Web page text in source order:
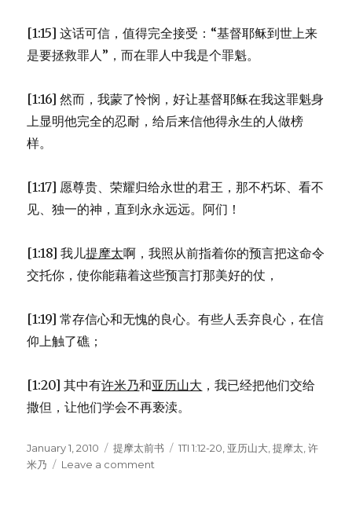
[1:15] 这话可信，值得完全接受：“基督耶稣到世上来
是要拯救罪人”，而在罪人中我是个罪魁。
[1:16] 然而，我蒙了怜悯，好让基督耶稣在我这罪魁身
上显明他完全的忍耐，给后来信他得永生的人做榜
样。
[1:17] 愿尊贵、荣耀归给永世的君王，那不朽坏、看不
见、独一的神，直到永永远远。阿们！
[1:18] 我儿提摩太啊，我照从前指着你的预言把这命令
交托你，使你能藉着这些预言打那美好的仗，
[1:19] 常存信心和无愧的良心。有些人丢弃良心，在信
仰上触了礁；
[1:20] 其中有许米乃和亚历山大 ，我已经把他们交给
撒但，让他们学会不再亵渎。
Posted
on
January 1, 2010 Categories
提摩太前书 Tags
1TI 1:12-20 亚历山大 ,提摩太 ,许
米乃
Leave a comment